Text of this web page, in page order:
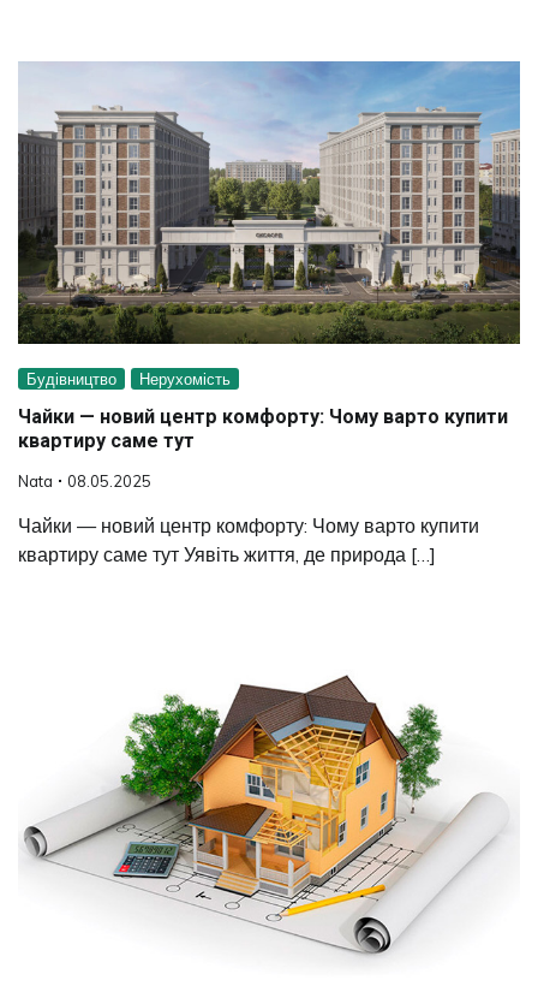
Будівництво Нерухомість
Чайки — новий центр комфорту: Чому варто купити
квартиру саме тут
Nata 08.05.2025
Чайки — новий центр комфорту: Чому варто купити
квартиру саме тут Уявіть життя, де природа […]